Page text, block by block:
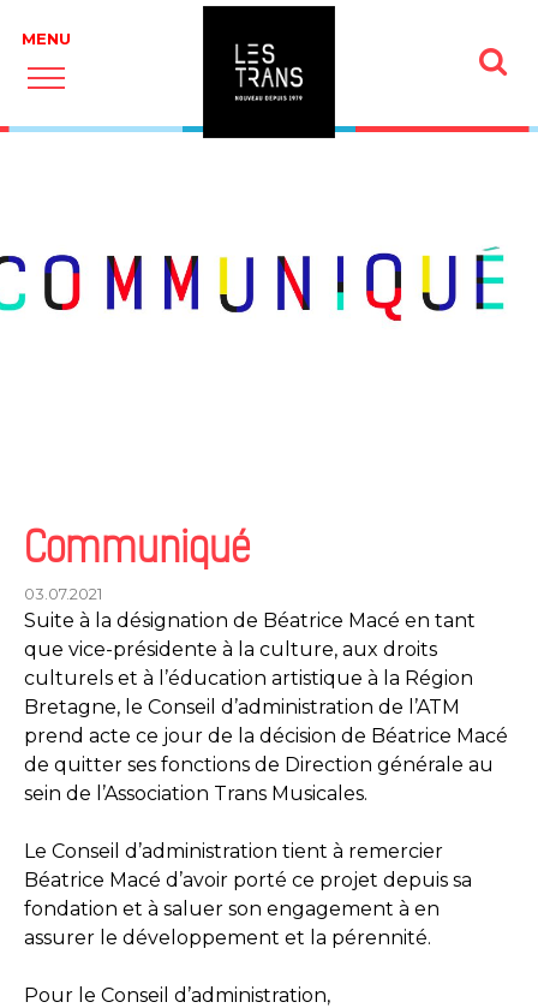
Communiqué
03.07.2021
Suite à la désignation de Béatrice Macé en tant
que vice-présidente à la culture, aux droits
culturels et à l’éducation artistique à la Région
Bretagne, le Conseil d’administration de l’ATM
prend acte ce jour de la décision de Béatrice Macé
de quitter ses fonctions de Direction générale au
sein de l’Association Trans Musicales.
Le Conseil d’administration tient à remercier
Béatrice Macé d’avoir porté ce projet depuis sa
fondation et à saluer son engagement à en
assurer le développement et la pérennité.
Pour le Conseil d’administration,